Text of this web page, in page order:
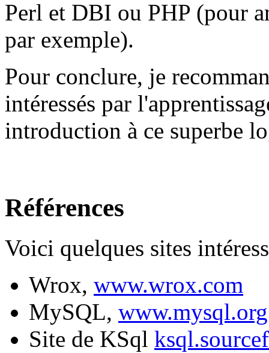
Perl et DBI ou PHP (pour
par exemple).
Pour conclure, je
intéressés par
introduction à ce superbe
Références
Voici quelques sites
Wrox, www.wrox.com
MySQL, www.mysql.org
Site de KSql